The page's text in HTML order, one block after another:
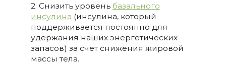
2. Снизить уровень базального
инсулина (инсулина, который
поддерживается постоянно для
удержания наших энергетических
запасов) за счет снижения жировой
массы тела.